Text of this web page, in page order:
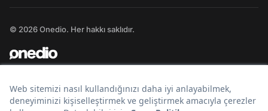
© 2026 Onedio. Her hakkı saklıdır.
Bir markasıdır.